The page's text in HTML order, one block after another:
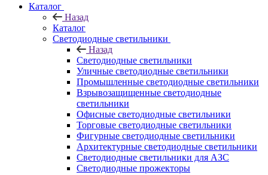
Каталог
Назад
Каталог
Светодиодные светильники
Назад
Светодиодные светильники
Уличные светодиодные светильники
Промышленные светодиодные светильники
Взрывозащищенные светодиодные
светильники
Офисные светодиодные светильники
Торговые светодиодные светильники
Фигурные светодиодные светильники
Архитектурные светодиодные светильники
Светодиодные светильники для АЗС
Светодиодные прожекторы